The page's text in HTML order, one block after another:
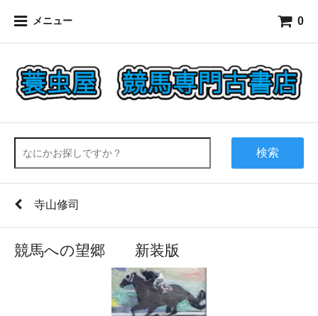
メニュー 0
検索
寺山修司
競馬への望郷 新装版